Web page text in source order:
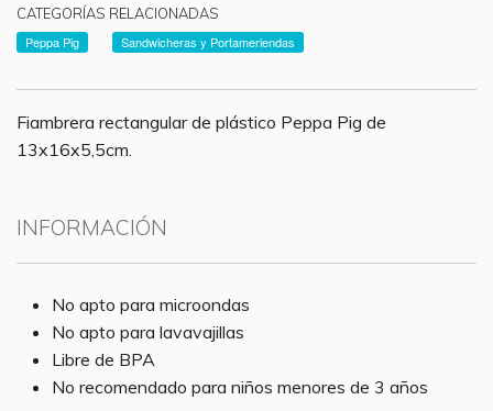
CATEGORÍAS RELACIONADAS
Peppa Pig
Sandwicheras y Portameriendas
Fiambrera rectangular de plástico Peppa Pig de
13x16x5,5cm.
INFORMACIÓN
No apto para microondas
No apto para lavavajillas
Libre de BPA
No recomendado para niños menores de 3 años